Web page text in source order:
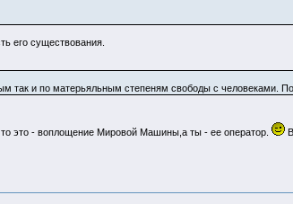
его существования.
так и по матерьяльным степеням свободы с человеками.
это - воплощение Мировой Машины,а ты - ее оператор.